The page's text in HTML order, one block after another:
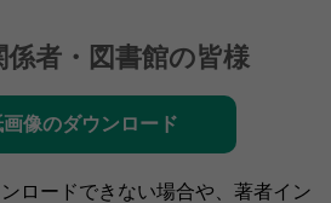
係者・図書館の皆様
像のダウンロード
ロードできない場合や、著者イン